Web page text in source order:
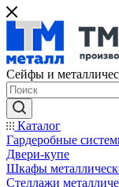
Сейфы и
Каталог
Гардеробные
Двери-купе
Шкафы
Стеллажи